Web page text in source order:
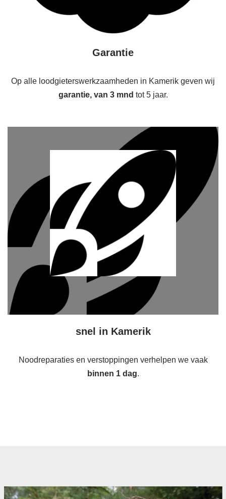
Garantie
Op alle loodgieterswerkzaamheden in Kamerik geven wij
garantie, van 3 mnd tot 5 jaar.
snel in Kamerik
Noodreparaties en verstoppingen verhelpen we vaak
binnen 1 dag.